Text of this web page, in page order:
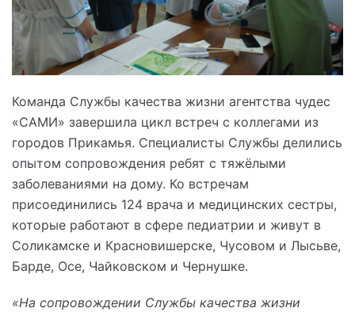
Команда Службы качества жизни агентства чудес
«САМИ» завершила цикл встреч с коллегами из
городов Прикамья. Специалисты Службы делились
опытом сопровождения ребят с тяжёлыми
заболеваниями на дому. Ко встречам
присоединились 124 врача и медицинских сестры,
которые работают в сфере педиатрии и живут в
Соликамске и Красновишерске, Чусовом и Лысьве,
Барде, Осе, Чайковском и Чернушке.
«На сопровождении Службы качества жизни